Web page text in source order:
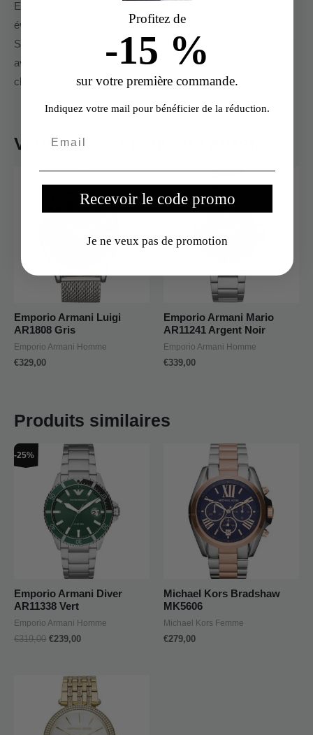
En un coup d’œil, la montre Emporio Armani Mario AR11352
éveille le désir de posséder une pièce de raffinement absolu.
Soyez l’auteur de votre propre style, redéfinissez votre temps
avec cette montre exceptionnelle. Choisissez l’excellence,
choisissez Emporio Armani.
Vous aimerez peut-être aussi…
Emporio Armani Luigi
AR1808 Gris
Emporio Armani Homme
€329,00
Emporio Armani Mario
AR11241 Argent Noir
Emporio Armani Homme
€339,00
Produits similaires
-25%
Emporio Armani Diver
AR11338 Vert
Emporio Armani Homme
€319,00
prix
initial
était :
€319,00.
€239,00
Le
prix
actuel
est :
€239,00.
Michael Kors Bradshaw
MK5606
Michael Kors Femme
€279,00
Profitez de
-15 %
sur votre première commande.
Indiquez votre mail pour bénéficier de la réduction.
Recevoir le code promo
Je ne veux pas de promotion